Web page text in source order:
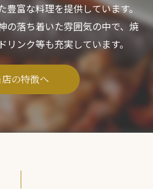
富な料理を提供しています。
の落ち着いた雰囲気の中で、焼
ンク等も充実しています。
の特徴へ